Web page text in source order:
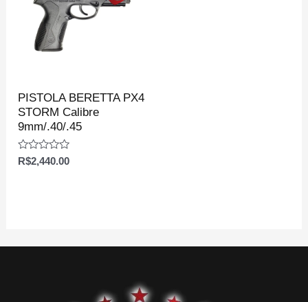
PISTOLA BERETTA PX4
STORM Calibre
9mm/.40/.45
Avaliação
R$2,440.00